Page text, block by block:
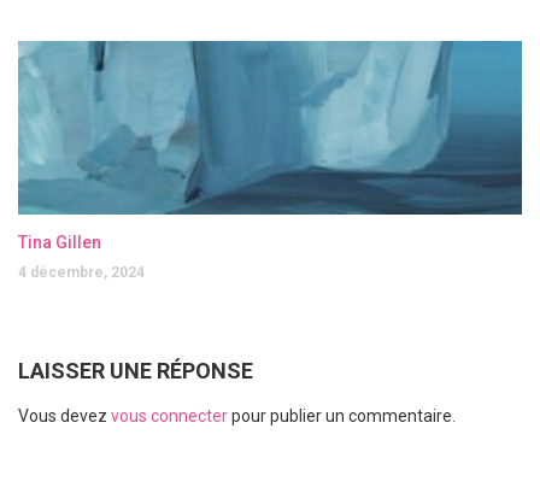
Tina Gillen
4 décembre, 2024
LAISSER UNE RÉPONSE
Vous devez vous connecterpour publier un commentaire.